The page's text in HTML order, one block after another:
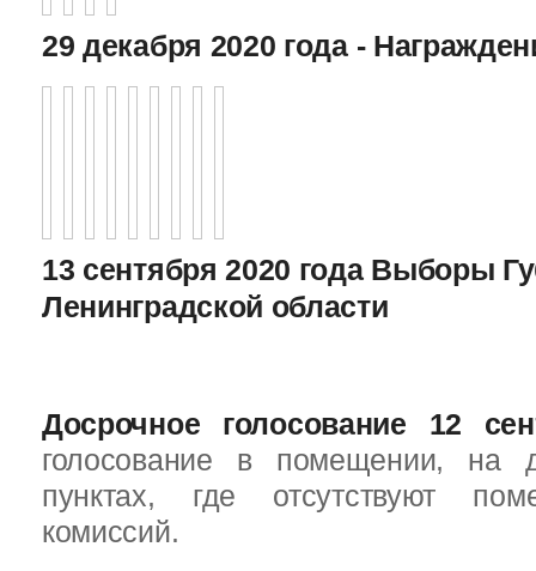
29 декабря 2020 года -
13 сентября 2020 года Выборы
Ленинградской области
Досрочное голосование 12
голосование в помещении, на
пунктах, где отсутствуют
комиссий.